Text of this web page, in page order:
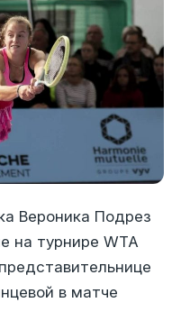
Вероника Подрез
на турнире WTA
в матче